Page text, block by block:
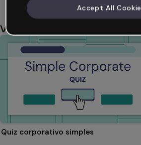
Você também pode gostar
Quiz corporativo simples
Accept All